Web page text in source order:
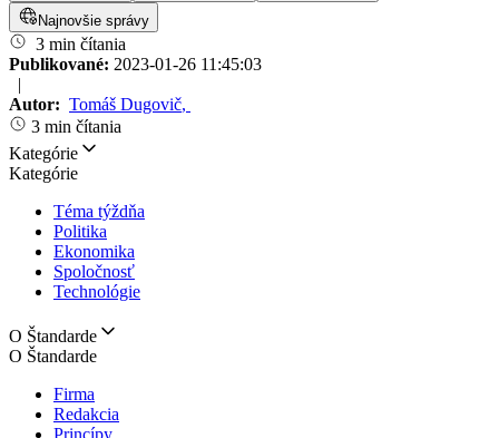
Najnovšie správy
3 min čítania
Publikované: 2023-01-26 11:45:03
|
Autor: Tomáš Dugovič,
3 min čítania
Kategórie
Kategórie
Téma týždňa
Politika
Ekonomika
Spoločnosť
Technológie
O Štandarde
O Štandarde
Firma
Redakcia
Princípy